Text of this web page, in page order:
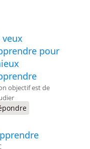
veux
pour
objectif est de